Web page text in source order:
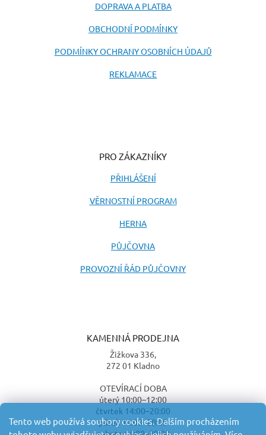
Tento web používá soubory cookies. Dalším procházením
DOPRAVA A PLATBA
OBCHODNÍ PODMÍNKY
PODMÍNKY OCHRANY OSOBNÍCH ÚDAJŮ
REKLAMACE
PRO ZÁKAZNÍKY
PŘIHLÁŠENÍ
VĚRNOSTNÍ PROGRAM
HERNA
PŮJČOVNA
PROVOZNÍ ŘÁD PŮJČOVNY
KAMENNÁ PRODEJNA
Žižkova 336,
272 01 Kladno
OTEVÍRACÍ DOBA
úterý 10:00–12:00
čtvrtek 14:00–20:00
pátek 14:00–20:00